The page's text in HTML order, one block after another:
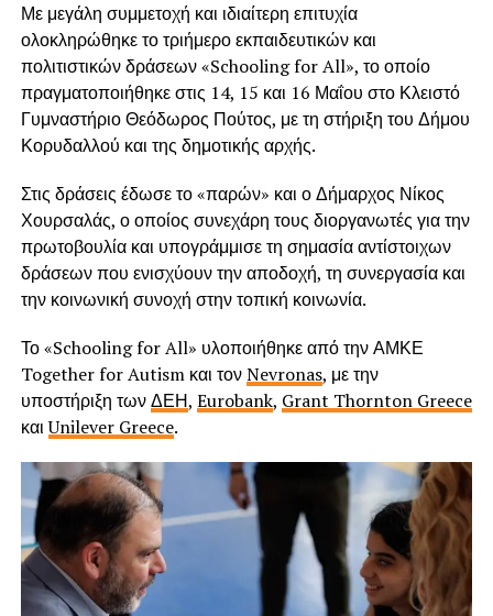
Με μεγάλη συμμετοχή και ιδιαίτερη επιτυχία
ολοκληρώθηκε το τριήμερο εκπαιδευτικών και
πολιτιστικών δράσεων «Schooling for All», το οποίο
πραγματοποιήθηκε στις 14, 15 και 16 Μαΐου στο Κλειστό
Γυμναστήριο Θεόδωρος Πούτος, με τη στήριξη του Δήμου
Κορυδαλλού και της δημοτικής αρχής.
Στις δράσεις έδωσε το «παρών» και ο Δήμαρχος Νίκος
Χουρσαλάς, ο οποίος συνεχάρη τους διοργανωτές για την
πρωτοβουλία και υπογράμμισε τη σημασία αντίστοιχων
δράσεων που ενισχύουν την αποδοχή, τη συνεργασία και
την κοινωνική συνοχή στην τοπική κοινωνία.
Το «Schooling for All» υλοποιήθηκε από την ΑΜΚΕ
Together for Autism και τονNevronas, με την
υποστήριξη τωνΔΕΗ, Eurobank, Grant Thornton Greece
καιUnilever Greece.